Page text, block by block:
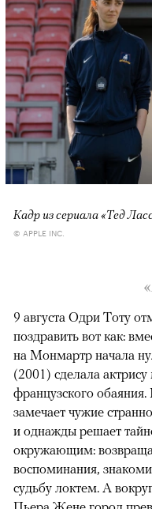
Кадр из сериала «Тед
© APPLE INC.
9 августа Одри Тоту
поздравить вот как:
на Монмартр начала
(2001) сделала
французского обаяния.
замечает чужие
и однажды решает
окружающим:
воспоминания,
судьбу локтем. А